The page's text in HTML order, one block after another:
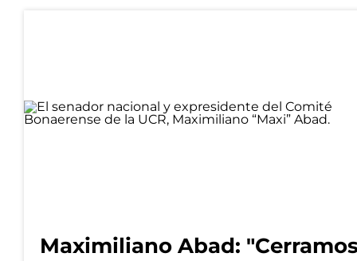
Maximiliano Abad: